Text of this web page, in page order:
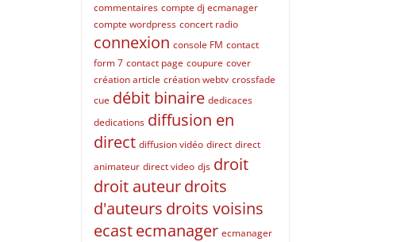
commentaires compte dj ecmanager
compte wordpress concert radio
connexion console FM contact
form 7 contact page coupure cover
création article création webtv crossfade
cue débit binaire dedicaces
dedications diffusion en
direct diffusion vidéo direct direct
animateur direct video djs droit
droit auteurdroits
d'auteurs droits voisins
ecastecmanager ecmanager